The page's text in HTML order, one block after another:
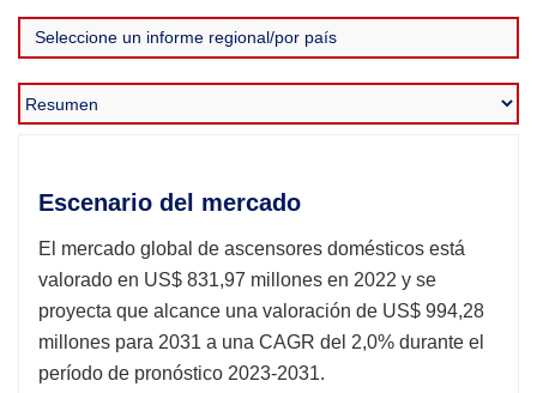
Escenario del mercado
El mercado global de ascensores domésticos está
valorado en US$ 831,97 millones en 2022 y se
proyecta que alcance una valoración de US$ 994,28
millones para 2031 a una CAGR del 2,0% durante el
período de pronóstico 2023-2031.